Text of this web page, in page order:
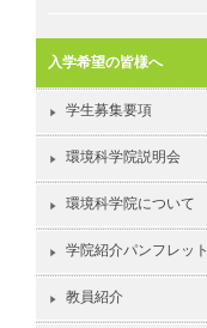
入学希望の皆様へ
学生募集要項
環境科学院説明会
環境科学院について
学院紹介パンフレット
教員紹介